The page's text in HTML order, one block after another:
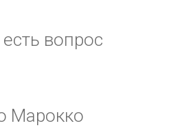
вопрос
Марокко